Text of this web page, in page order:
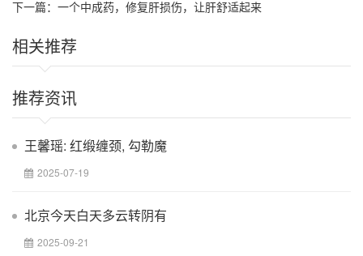
给足安全感
下一篇： 一个中成药，修复肝损伤，让肝舒适起来
相关推荐
推荐资讯
王馨瑶: 红缎缠颈, 勾勒魔
2025-07-19
北京今天白天多云转阴有
2025-09-21